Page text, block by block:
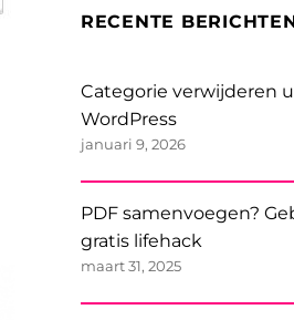
RECENTE
Categorie verwijderen
WordPress
januari 9, 2026
PDF samenvoegen?
gratis lifehack
maart 31, 2025